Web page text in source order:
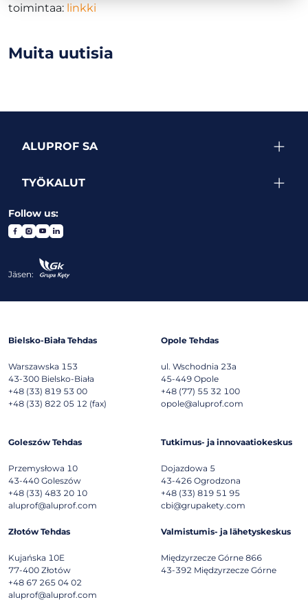
toimintaa: linkki
Muita uutisia
ALUPROF SA
TYÖKALUT
Follow us:
Jäsen:
Bielsko-Biała Tehdas
Warszawska 153
43-300 Bielsko-Biała
+48 (33) 819 53 00
+48 (33) 822 05 12 (fax)
Opole Tehdas
ul. Wschodnia 23a
45-449 Opole
+48 (77) 55 32 100
opole@aluprof.com
Goleszów Tehdas
Przemysłowa 10
43-440 Goleszów
+48 (33) 483 20 10
aluprof@aluprof.com
Tutkimus- ja innovaatiokeskus
Dojazdowa 5
43-426 Ogrodzona
+48 (33) 819 51 95
cbi@grupakety.com
Złotów Tehdas
Kujańska 10E
77-400 Złotów
+48 67 265 04 02
aluprof@aluprof.com
Valmistumis- ja lähetyskeskus
Międzyrzecze Górne 866
43-392 Międzyrzecze Górne